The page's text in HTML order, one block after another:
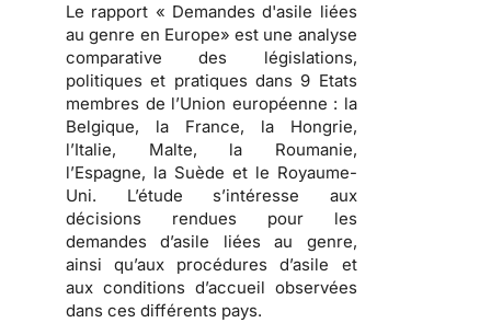
Le rapport « Demandes d'asile liées
au genre en Europe» est une analyse
comparative des législations,
politiques et pratiques dans 9 Etats
membres de l’Union européenne : la
Belgique, la France, la Hongrie,
l’Italie, Malte, la Roumanie,
l’Espagne, la Suède et le Royaume-
Uni. L’étude s’intéresse aux
décisions rendues pour les
demandes d’asile liées au genre,
ainsi qu’aux procédures d’asile et
aux conditions d’accueil observées
dans ces différents pays.